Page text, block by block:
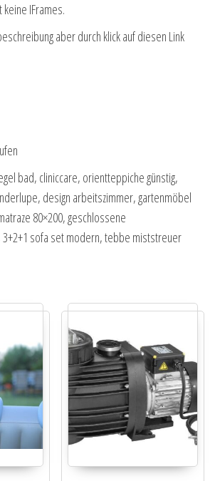
IFrames.
aber durch klick auf diesen Link
bad, cliniccare, orientteppiche günstig,
design arbeitszimmer, gartenmöbel
80×200, geschlossene
sofa set modern, tebbe miststreuer